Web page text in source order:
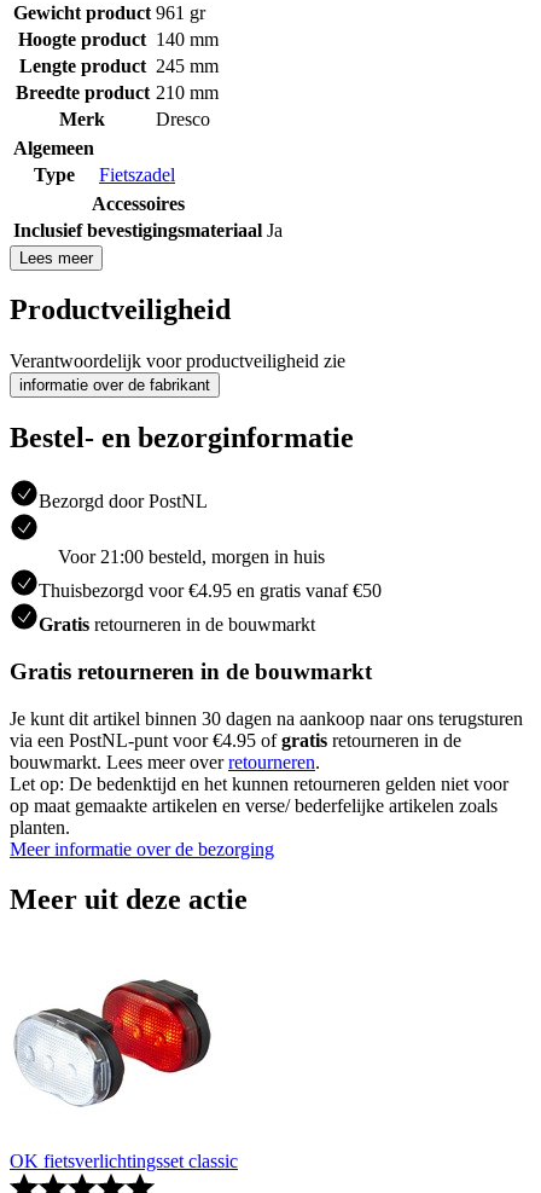
Gewicht product 961 gr
Hoogte product 140 mm
Lengte product 245 mm
Breedte product 210 mm
Merk
Dresco
Algemeen
Type
Fietszadel
Accessoires
Inclusief bevestigingsmateriaal Ja
Lees meer
Productveiligheid
Verantwoordelijk voor productveiligheid zie
informatie over de fabrikant
Bestel- en bezorginformatie
Bezorgd door PostNL
Voor 21:00 besteld, morgen in huis
Thuisbezorgd voor €4.95 en gratis vanaf €50
Gratis retourneren in de bouwmarkt
Gratis retourneren in de bouwmarkt
Je kunt dit artikel binnen 30 dagen na aankoop naar ons terugsturen
via een PostNL-punt voor €4.95 ofgratis retourneren in de
bouwmarkt. Lees meer overretourneren.
Let op: De bedenktijd en het kunnen retourneren gelden niet voor
op maat gemaakte artikelen en verse/ bederfelijke artikelen zoals
planten.
Meer informatie over de bezorging
Meer uit deze actie
OK fietsverlichtingsset classic